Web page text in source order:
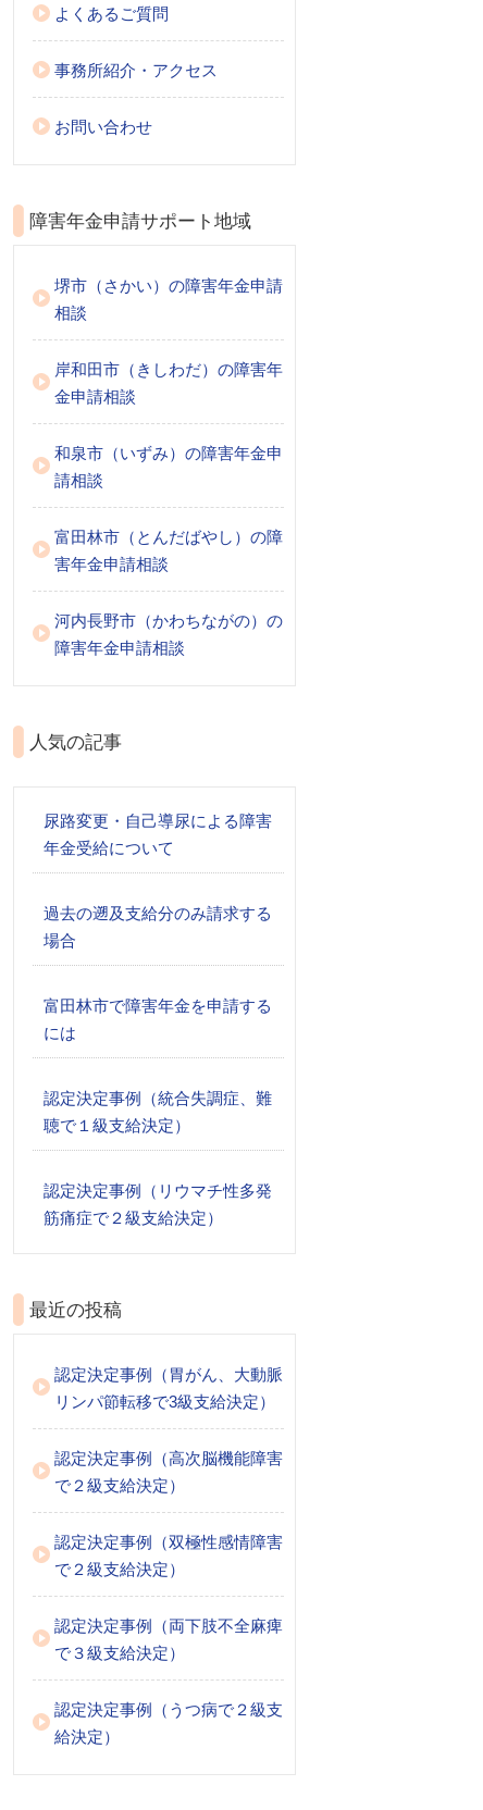
よくあるご質問
事務所紹介・アクセス
お問い合わせ
障害年金申請サポート地域
堺市（さかい）の障害年金申請
相談
岸和田市（きしわだ）の障害年
金申請相談
和泉市（いずみ）の障害年金申
請相談
富田林市（とんだばやし）の障
害年金申請相談
河内長野市（かわちながの）の
障害年金申請相談
人気の記事
尿路変更・自己導尿による障害
年金受給について
過去の遡及支給分のみ請求する
場合
富田林市で障害年金を申請する
には
認定決定事例（統合失調症、難
聴で１級支給決定）
認定決定事例（リウマチ性多発
筋痛症で２級支給決定）
最近の投稿
認定決定事例（胃がん、大動脈
リンパ節転移で3級支給決定）
認定決定事例（高次脳機能障害
で２級支給決定）
認定決定事例（双極性感情障害
で２級支給決定）
認定決定事例（両下肢不全麻痺
で３級支給決定）
認定決定事例（うつ病で２級支
給決定）